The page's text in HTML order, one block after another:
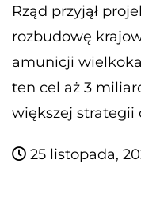
Rząd przyjął
rozbudowę
amunicji
ten cel aż 3
większej strategii
25 listopada,